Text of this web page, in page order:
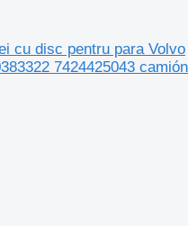
cu disc pentru para Volvo
7424425043 camión